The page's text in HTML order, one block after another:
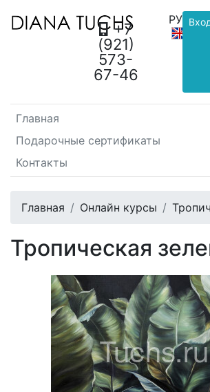
+7
(921)
573-
67-46
РУС
/
Главная
Подарочные сертификаты
Контакты
Главная Онлайн курсы
Тропическая